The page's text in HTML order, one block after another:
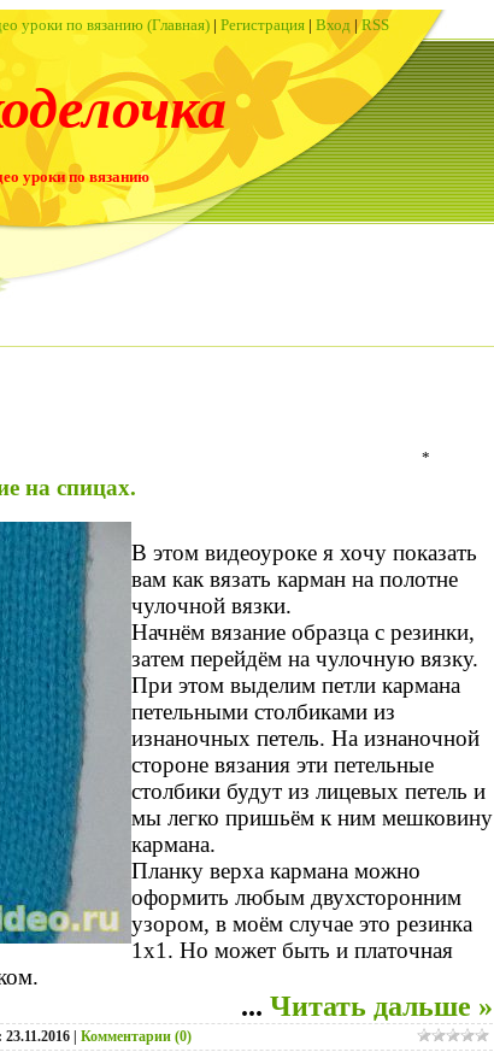
уроки по вязанию (Главная) | Регистрация | Вход |RSS
уроки по вязанию
*
на спицах.
В этом видеоуроке я хочу показать
вам как вязать карман на полотне
чулочной вязки.
Начнём вязание образца с резинки,
затем перейдём на чулочную вязку.
При этом выделим петли кармана
петельными столбиками из
изнаночных петель. На изнаночной
стороне вязания эти петельные
столбики будут из лицевых петель и
мы легко пришьём к ним мешковину
кармана.
Планку верха кармана можно
оформить любым двухсторонним
узором, в моём случае это резинка
1х1. Но может быть и платочная
... Читать дальше »
23.11.2016 Комментарии (0)